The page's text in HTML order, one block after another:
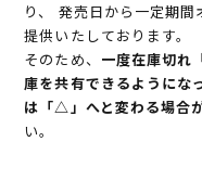
り、 発売日から一定期
提供いたしております。
そのため、 一度在庫切れ
庫を共有できるようにな
は「△」へと変わる場合
い。